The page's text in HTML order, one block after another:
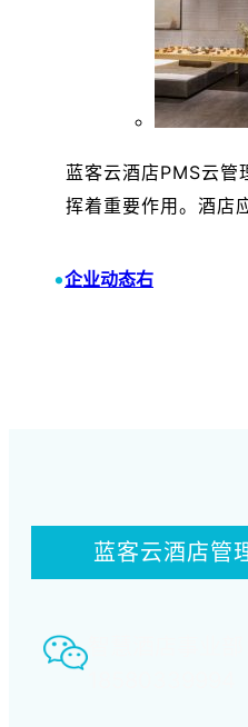
蓝客云酒店PMS云管
挥着重要作用。酒店
•企业动态右
蓝客云酒店管
智慧酒店事业部